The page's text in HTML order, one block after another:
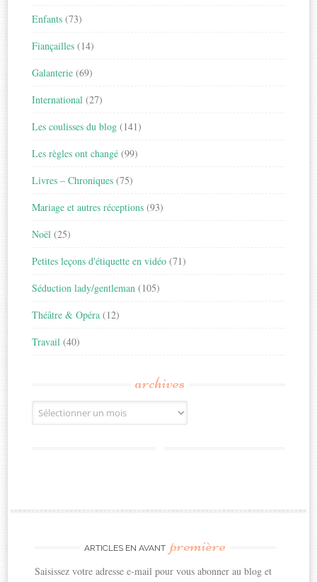
Enfants (73)
Fiançailles (14)
Galanterie (69)
International (27)
Les coulisses du blog (141)
Les règles ont changé (99)
Livres – Chroniques (75)
Mariage et autres réceptions (93)
Noël (25)
Petites leçons d'étiquette en vidéo (71)
Séduction lady/gentleman (105)
Théâtre & Opéra (12)
Travail (40)
archives
Archives
ARTICLES EN AVANT première
Saisissez votre adresse e-mail pour vous abonner au blog et